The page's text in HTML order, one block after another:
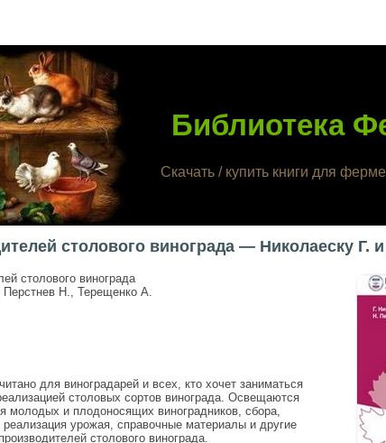
Библиотека
Скачать / купить книги для
столового винограда — Николаеску Г.
столового винограда
Н., Терещенко А.
для виноградарей и всех, кто хочет заниматься
столовых сортов винограда. Освещаются
молодых и плодоносящих виноградников, сбора,
реализация урожая, справочные материалы и другие
столового винограда.